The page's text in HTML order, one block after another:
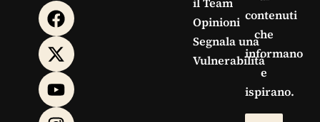
Opinioni
Segnala una
Vulnerabilità
contenuti
che
informano
e
ispirano.